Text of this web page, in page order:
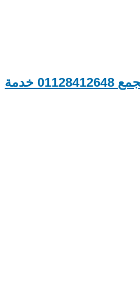
صيانة جليم جاز في التجمع 01128412648 خدمة